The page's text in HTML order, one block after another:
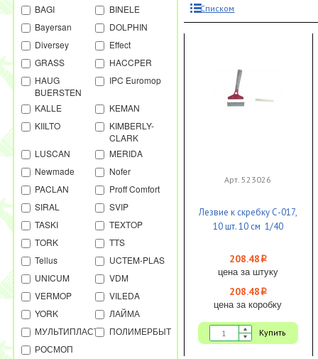
BAGI
BINELE
Bayersan
DOLPHIN
Diversey
Effect
GRASS
HACCPER
HAUG
BUERSTEN
IPC Euromop
KALLE
KEMAN
KIILTO
KIMBERLY-
CLARK
LUSCAN
MERIDA
Newmade
Nofer
PACLAN
Proff Comfort
SIRAL
SVIP
TASKI
TEXTOP
TORK
TTS
Tellus
UCTEM-PLAS
UNICUM
VDM
VERMOP
VILEDA
YORK
ЛАЙМА
МУЛЬТИПЛАСТ
ПОЛИМЕРБЫТ
РОСМОП
Списком
Арт. 523026
Лезвие к скребку С-017,
10 шт. 10 см 1/40
208.48 i
цена за штуку
208.48 i
цена за коробку
Купить